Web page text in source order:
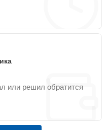
или решил обратится